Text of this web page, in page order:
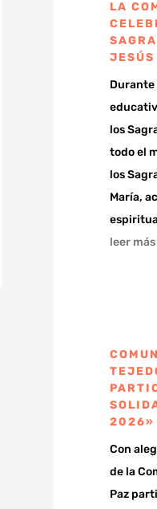
LA
Durante
los
todo el
los
María,
leer más
2026»
Con
de la
Paz